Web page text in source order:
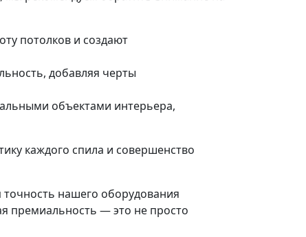
потолков и создают
добавляя черты
объектами интерьера,
каждого спила и совершенство
нашего оборудования
премиальность — это не просто